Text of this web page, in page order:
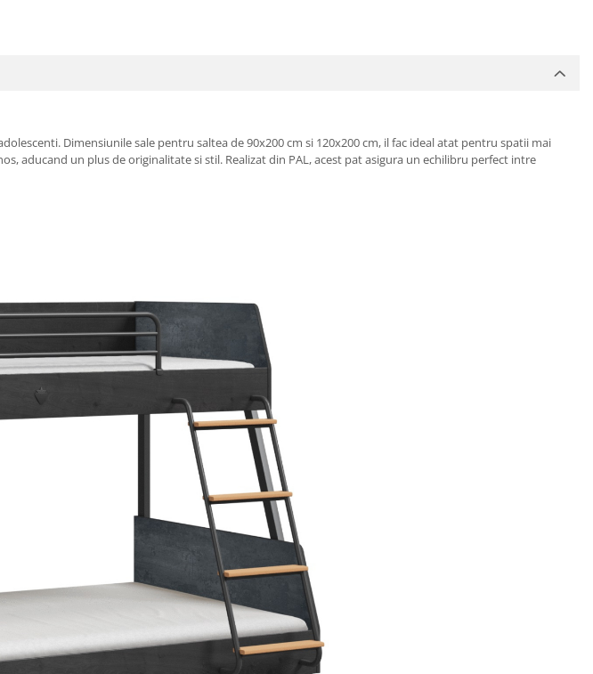
Dimensiunile sale pentru saltea de 90x200 cm si 120x200 cm, il fac ideal atat pentru spatii mai
aducand un plus de originalitate si stil. Realizat din PAL, acest pat asigura un echilibru perfect intre